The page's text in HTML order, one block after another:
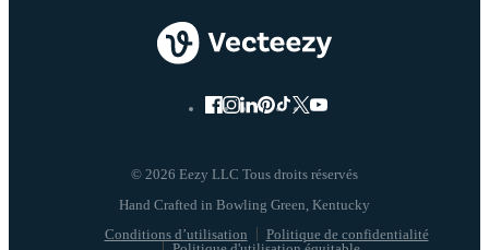
© 2026 Eezy LLC Tous droits réservés
Conditions d’utilisation
Politique de confidentialité